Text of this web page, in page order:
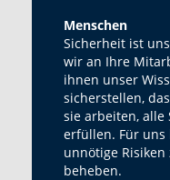
Menschen
Sicherheit ist
wir an Ihre
ihnen unser
sicherstellen,
sie arbeiten, alle
erfüllen. Für uns
unnötige
beheben.